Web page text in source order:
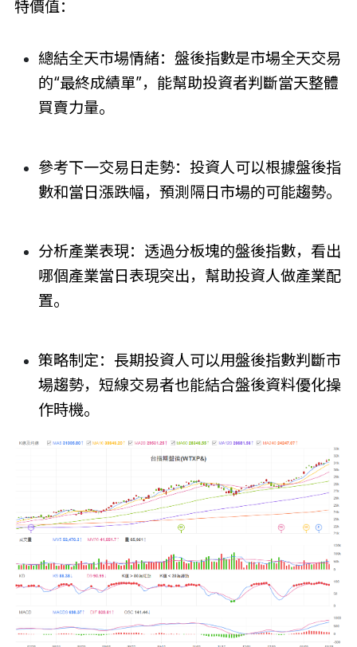
特價值：
總結全天市場情緒：盤後指數是市場全天交易
的“最終成績單”，能幫助投資者判斷當天整體
買賣力量。
參考下一交易日走勢：投資人可以根據盤後指
數和當日漲跌幅，預測隔日市場的可能趨勢。
分析產業表現：透過分板塊的盤後指數，看出
哪個產業當日表現突出，幫助投資人做產業配
置。
策略制定：長期投資人可以用盤後指數判斷市
場趨勢，短線交易者也能結合盤後資料優化操
作時機。